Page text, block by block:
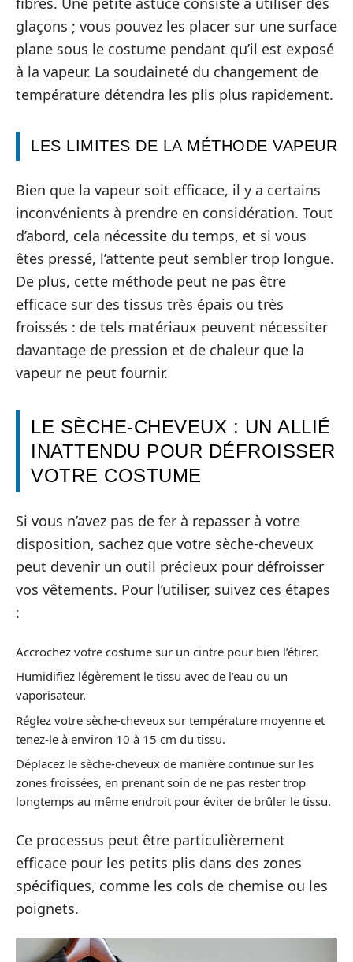
glaçons ; vous pouvez les placer sur une surface
plane sous le costume pendant qu’il est exposé
à la vapeur. La soudaineté du changement de
température détendra les plis plus rapidement.
LES LIMITES DE LA MÉTHODE VAPEUR
Bien que la vapeur soit efficace, il y a certains
inconvénients à prendre en considération. Tout
d’abord, cela nécessite du temps, et si vous
êtes pressé, l’attente peut sembler trop longue.
De plus, cette méthode peut ne pas être
efficace sur des tissus très épais ou très
froissés : de tels matériaux peuvent nécessiter
davantage de pression et de chaleur que la
vapeur ne peut fournir.
LE SÈCHE-CHEVEUX : UN ALLIÉ
INATTENDU POUR DÉFROISSER
VOTRE COSTUME
Si vous n’avez pas de fer à repasser à votre
disposition, sachez que votre sèche-cheveux
peut devenir un outil précieux pour défroisser
vos vêtements. Pour l’utiliser, suivez ces étapes
:
Accrochez votre costume sur un cintre pour bien l’étirer.
Humidifiez légèrement le tissu avec de l’eau ou un
vaporisateur.
Réglez votre sèche-cheveux sur température moyenne et
tenez-le à environ 10 à 15 cm du tissu.
Déplacez le sèche-cheveux de manière continue sur les
zones froissées, en prenant soin de ne pas rester trop
longtemps au même endroit pour éviter de brûler le tissu.
Ce processus peut être particulièrement
efficace pour les petits plis dans des zones
spécifiques, comme les cols de chemise ou les
poignets.